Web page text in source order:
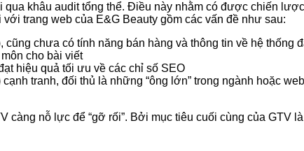
qua khâu audit tổng thể. Điều này nhằm có được chiến
trang web của E&G Beauty gồm các vấn đề như sau:
chưa có tính năng bán hàng và thông tin về hệ thống
cho bài viết
hiệu quả tối ưu về các chỉ số SEO
tranh, đối thủ là những “ông lớn” trong ngành hoặc
càng nỗ lực để “gỡ rối”. Bởi mục tiêu cuối cùng của GTV